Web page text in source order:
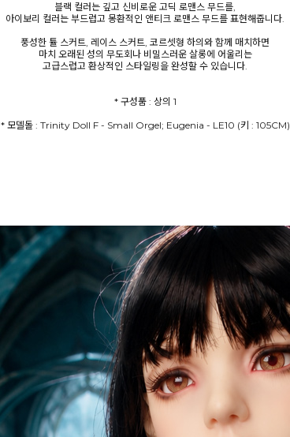
블랙 컬러는 깊고 신비로운 고딕 로맨스 무드를,
아이보리 컬러는 부드럽고 몽환적인 앤티크 로맨스 무드를 표현해줍니다.
풍성한 튤 스커트, 레이스 스커트, 코르셋형 하의와 함께 매치하면
마치 오래된 성의 무도회나 비밀스러운 살롱에 어울리는
고급스럽고 환상적인 스타일링을 완성할 수 있습니다.
* 모델돌 : Trinity Doll F - Small Orgel; Eugenia - LE10 (키 : 105CM)